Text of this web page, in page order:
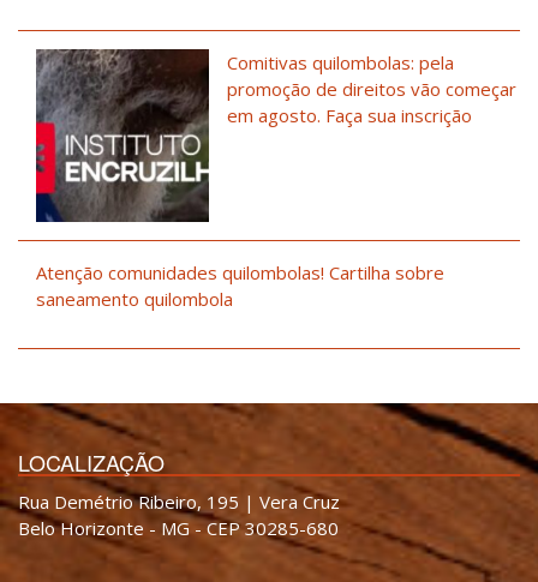
Comitivas quilombolas: pela
promoção de direitos vão começar
em agosto. Faça sua inscrição
Atenção comunidades quilombolas! Cartilha sobre
saneamento quilombola
LOCALIZAÇÃO
Rua Demétrio Ribeiro, 195 | Vera Cruz
Belo Horizonte - MG - CEP 30285-680